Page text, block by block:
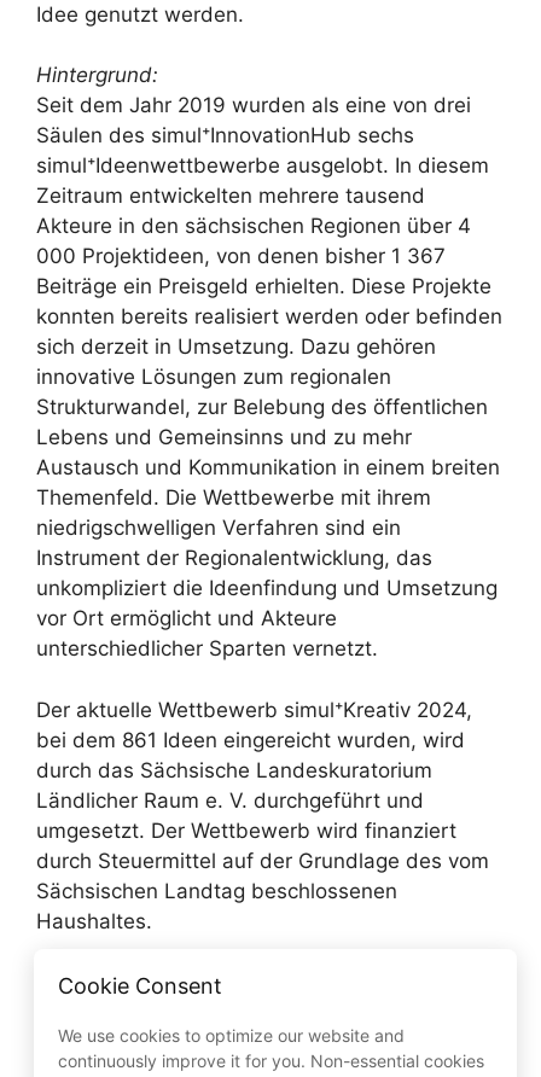
Idee genutzt werden.
Hintergrund:
Seit dem Jahr 2019 wurden als eine von drei
Säulen des simul⁺InnovationHub sechs
simul⁺Ideenwettbewerbe ausgelobt. In diesem
Zeitraum entwickelten mehrere tausend
Akteure in den sächsischen Regionen über 4
000 Projektideen, von denen bisher 1 367
Beiträge ein Preisgeld erhielten. Diese Projekte
konnten bereits realisiert werden oder befinden
sich derzeit in Umsetzung. Dazu gehören
innovative Lösungen zum regionalen
Strukturwandel, zur Belebung des öffentlichen
Lebens und Gemeinsinns und zu mehr
Austausch und Kommunikation in einem breiten
Themenfeld. Die Wettbewerbe mit ihrem
niedrigschwelligen Verfahren sind ein
Instrument der Regionalentwicklung, das
unkompliziert die Ideenfindung und Umsetzung
vor Ort ermöglicht und Akteure
unterschiedlicher Sparten vernetzt.
Der aktuelle Wettbewerb simul⁺Kreativ 2024,
bei dem 861 Ideen eingereicht wurden, wird
durch das Sächsische Landeskuratorium
Ländlicher Raum e. V. durchgeführt und
umgesetzt. Der Wettbewerb wird finanziert
durch Steuermittel auf der Grundlage des vom
Sächsischen Landtag beschlossenen
Haushaltes.
Kategorien
Aktuelles, Allgemein
Neuer Radweg zwischen Thum und Herold
Treffen zur trilateralen Zusammenarbeit
Cookie Consent
We use cookies to optimize our website and
continuously improve it for you. Non-essential cookies